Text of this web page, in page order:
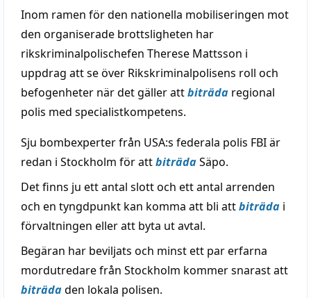
Inom ramen för den nationella mobiliseringen mot
den organiserade brottsligheten har
rikskriminalpolischefen Therese Mattsson i
uppdrag att se över Rikskriminalpolisens roll och
befogenheter när det gäller attbiträda regional
polis med specialistkompetens.
Sju bombexperter från USA:s federala polis FBI är
redan i Stockholm för attbiträdaSäpo.
Det finns ju ett antal slott och ett antal arrenden
och en tyngdpunkt kan komma att bli attbiträda i
förvaltningen eller att byta ut avtal.
Begäran har beviljats och minst ett par erfarna
mordutredare från Stockholm kommer snarast att
biträdaden lokala polisen.